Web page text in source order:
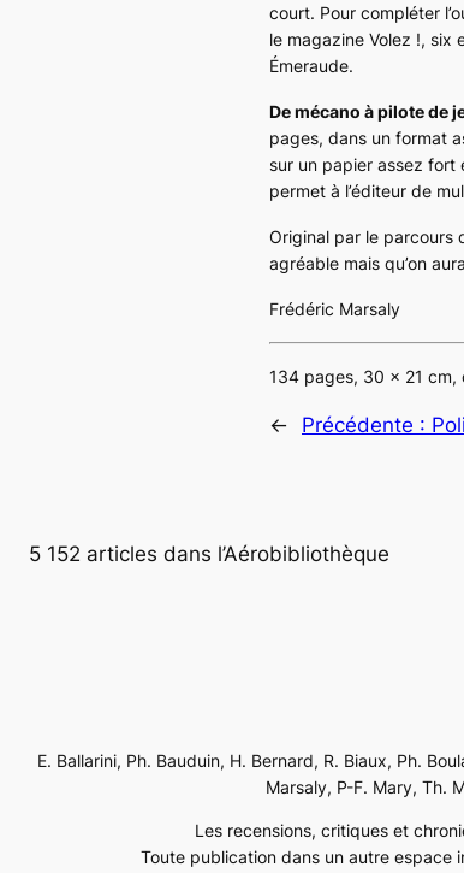
court. Pour compléter
le magazine Volez !, six
Émeraude.
De mécano à pilote de
pages, dans un format
sur un papier assez fort
permet à l’éditeur de
Original par le parcours
agréable mais qu’on
Frédéric Marsaly
134 pages, 30 x 21 cm,
← Précédente :
5 152 articles dans l’Aérobibliothèque
E. Ballarini, Ph. Bauduin, H. Bernard, R. Biaux, Ph.
Marsaly, P-F. Mary, Th.
Les recensions, critiques et
Toute publication dans un autre espace